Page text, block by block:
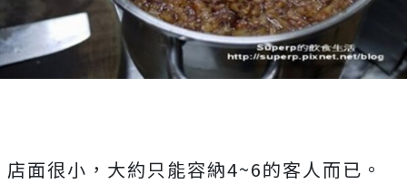
店面很小，大約只能容納4~6的客人而已。